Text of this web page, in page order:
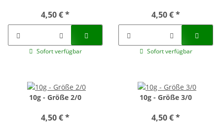
4,50 €*
Sofort verfügbar
4,50 €*
Sofort verfügbar
10g - Größe 2/0
4,50 €*
10g - Größe 3/0
4,50 €*